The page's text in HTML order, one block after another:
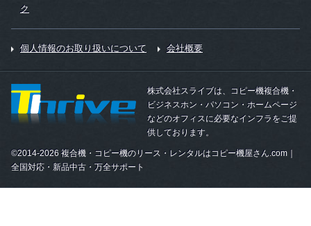
ク
個人情報のお取り扱いについて 会社概要
株式会社スライブは、コピー機複合機・
ビジネスホン・パソコン・ホームページ
などのオフィスに必要なインフラをご提
供しております。
©2014-2026 複合機・コピー機のリース・レンタルはコピー機屋さん.com｜
全国対応・新品中古・万全サポート